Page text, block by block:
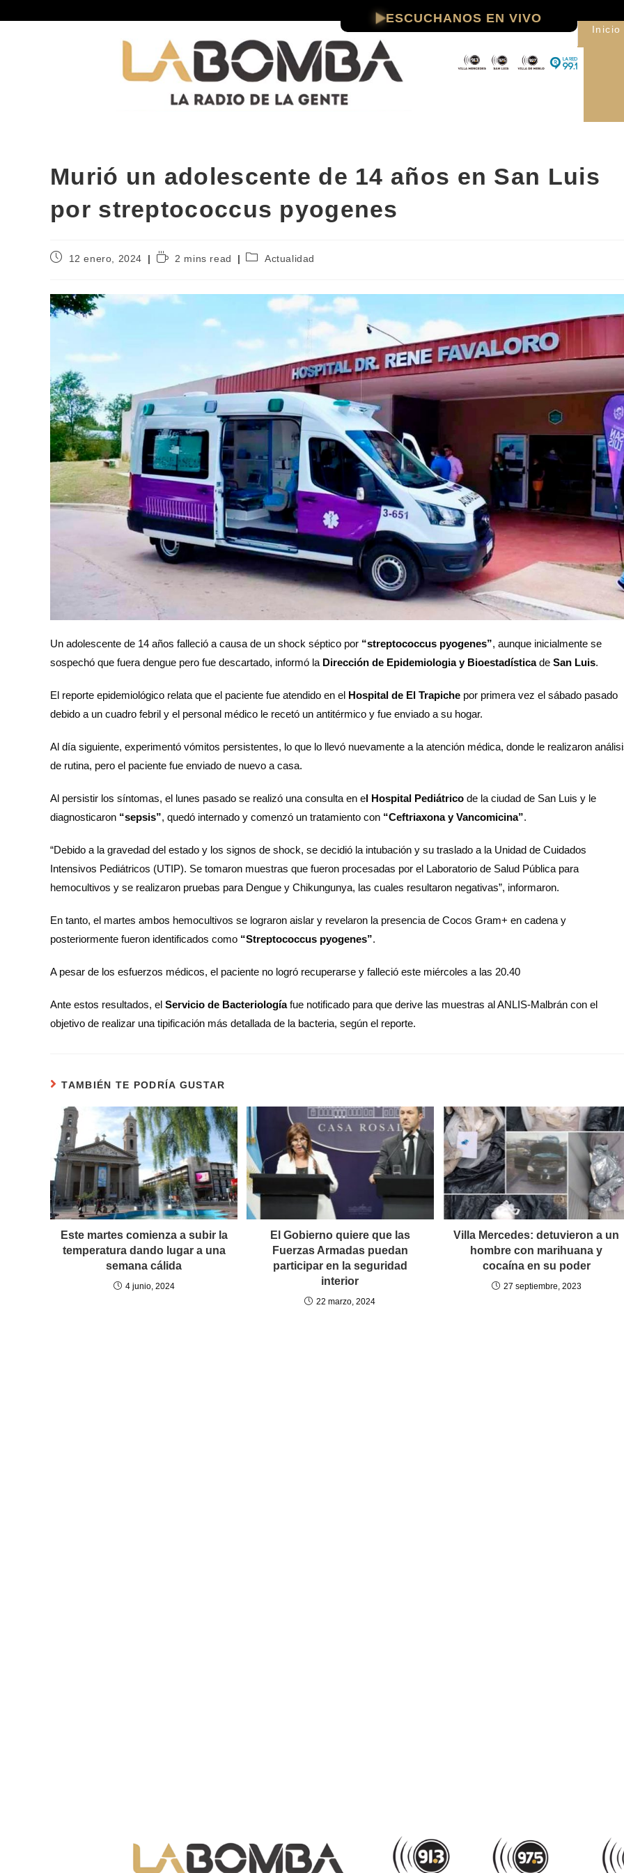
ESCUCHANOS EN VIVO
Inicio
Murió un adolescente de 14 años en San Luis
por streptococcus pyogenes
12 enero, 2024 2 mins read Actualidad
Un adolescente de 14 años falleció a causa de un shock séptico por “streptococcus pyogenes”, aunque inicialmente se
sospechó que fuera dengue pero fue descartado, informó la Dirección de Epidemiologia y Bioestadísticade San Luis.
El reporte epidemiológico relata que el paciente fue atendido en el Hospital de El Trapiche por primera vez el sábado pasado
debido a un cuadro febril y el personal médico le recetó un antitérmico y fue enviado a su hogar.
Al día siguiente, experimentó vómitos persistentes, lo que lo llevó nuevamente a la atención médica, donde le realizaron
de rutina, pero el paciente fue enviado de nuevo a casa.
Al persistir los síntomas, el lunes pasado se realizó una consulta en el Hospital Pediátrico de la ciudad de San Luis y le
diagnosticaron “sepsis”, quedó internado y comenzó un tratamiento con “Ceftriaxona y Vancomicina”.
“Debido a la gravedad del estado y los signos de shock, se decidió la intubación y su traslado a la Unidad de Cuidados
Intensivos Pediátricos (UTIP). Se tomaron muestras que fueron procesadas por el Laboratorio de Salud Pública para
hemocultivos y se realizaron pruebas para Dengue y Chikungunya, las cuales resultaron negativas”, informaron.
En tanto, el martes ambos hemocultivos se lograron aislar y revelaron la presencia de Cocos Gram+ en cadena y
posteriormente fueron identificados como “Streptococcus pyogenes”.
A pesar de los esfuerzos médicos, el paciente no logró recuperarse y falleció este miércoles a las 20.40
Ante estos resultados, el Servicio de Bacteriologíafue notificado para que derive las muestras al ANLIS-Malbrán con el
objetivo de realizar una tipificación más detallada de la bacteria, según el reporte.
TAMBIÉN TE PODRÍA GUSTAR
Este martes comienza a subir la
temperatura dando lugar a una
semana cálida
4 junio, 2024
El Gobierno quiere que las
Fuerzas Armadas puedan
participar en la seguridad
interior
22 marzo, 2024
Villa Mercedes: detuvieron a un
hombre con marihuana y
cocaína en su poder
27 septiembre, 2023